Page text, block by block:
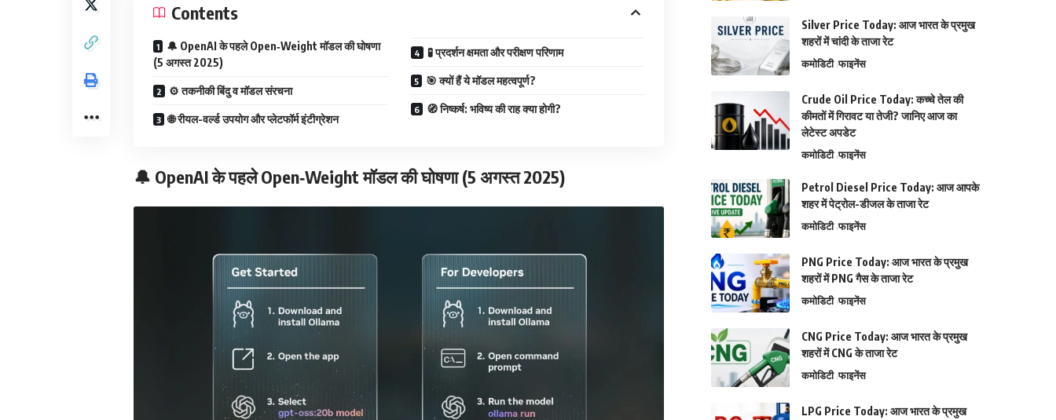
Contents
🔔 OpenAI के पहले Open‑Weight मॉडल की घोषणा
(5 अगस्त 2025)
⚙️ तकनीकी बिंदु व मॉडल संरचना
🌐 रीयल-वर्ल्ड उपयोग और प्लेटफॉर्म इंटीग्रेशन
🧪 प्रदर्शन क्षमता और परीक्षण परिणाम
🎯 क्यों हैं ये मॉडल महत्वपूर्ण?
🧭 निष्कर्ष: भविष्य की राह क्या होगी?
🔔 OpenAI के पहले Open‑Weight मॉडल की घोषणा (5 अगस्त 2025)
Silver Price Today: आज भारत के प्रमुख
शहरों में चांदी के ताजा रेट
कमोडिटी फाइनेंस
Crude Oil Price Today: कच्चे तेल की
कीमतों में गिरावट या तेजी? जानिए आज का
लेटेस्ट अपडेट
कमोडिटी फाइनेंस
Petrol Diesel Price Today: आज आपके
शहर में पेट्रोल-डीजल के ताजा रेट
कमोडिटी फाइनेंस
PNG Price Today: आज भारत के प्रमुख
शहरों में PNG गैस के ताजा रेट
कमोडिटी फाइनेंस
CNG Price Today: आज भारत के प्रमुख
शहरों में CNG के ताजा रेट
कमोडिटी फाइनेंस
LPG Price Today: आज भारत के प्रमुख